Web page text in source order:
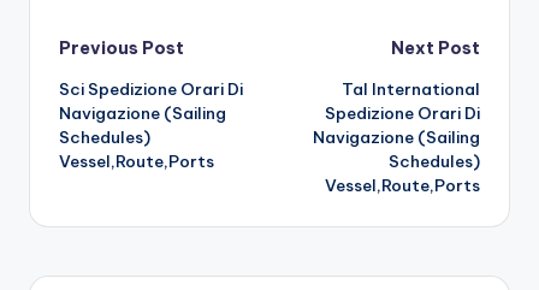
Post
navigation
Previous Post
Sci Spedizione Orari Di
Navigazione (Sailing
Schedules)
Vessel,Route,Ports
Next Post
Tal International
Spedizione Orari Di
Navigazione (Sailing
Schedules)
Vessel,Route,Ports